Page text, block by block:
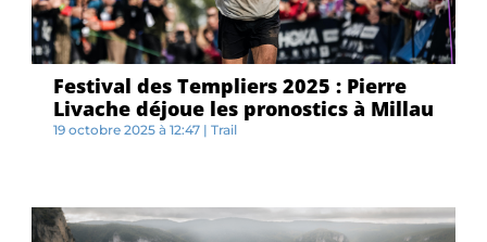
Festival des Templiers 2025 : Pierre
Livache déjoue les pronostics à Millau
19 octobre 2025 à 12:47 | Trail